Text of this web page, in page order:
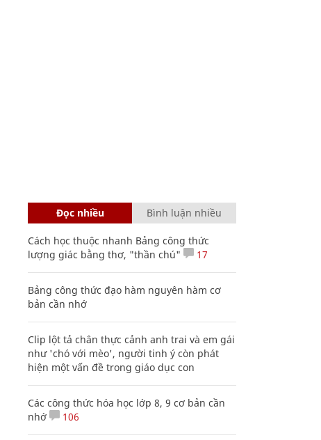
Đọc nhiều Bình luận nhiều
Cách học thuộc nhanh Bảng công thức
lượng giác bằng thơ, "thần chú"
17
Bảng công thức đạo hàm nguyên hàm cơ
bản cần nhớ
Clip lột tả chân thực cảnh anh trai và em gái
như 'chó với mèo', người tinh ý còn phát
hiện một vấn đề trong giáo dục con
Các công thức hóa học lớp 8, 9 cơ bản cần
nhớ
106